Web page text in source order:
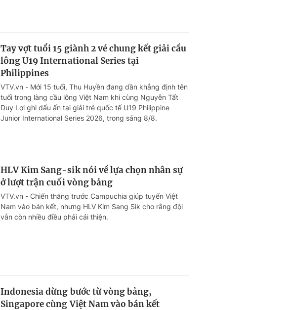
Tay vợt tuổi 15 giành 2 vé chung kết giải cầu
lông U19 International Series tại
Philippines
VTV.vn - Mới 15 tuổi, Thu Huyền đang dần khẳng định tên
tuổi trong làng cầu lông Việt Nam khi cùng Nguyễn Tất
Duy Lợi ghi dấu ấn tại giải trẻ quốc tế U19 Philippine
Junior International Series 2026, trong sáng 8/8.
HLV Kim Sang-sik nói về lựa chọn nhân sự
ở lượt trận cuối vòng bảng
VTV.vn - Chiến thắng trước Campuchia giúp tuyển Việt
Nam vào bán kết, nhưng HLV Kim Sang Sik cho rằng đội
vẫn còn nhiều điều phải cải thiện.
Indonesia dừng bước từ vòng bảng,
Singapore cùng Việt Nam vào bán kết